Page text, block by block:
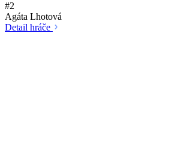
#2
Agáta Lhotová
Detail hráče